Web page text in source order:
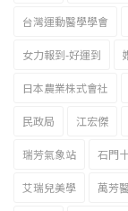
台灣運動醫學學會
女力報到-好運到
日本農業株式會社
民政局 江宏傑
瑞芳氣象站 石門
艾瑞兒美學 萬芳